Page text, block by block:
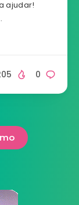
ajudar!
0